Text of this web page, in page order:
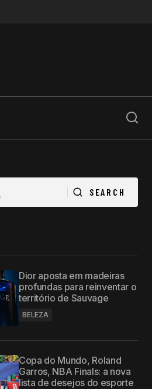
SEARCH
SEARCH
Dior aposta em madeiras
profundas para reinventar o
território de Sauvage
BELEZA
Copa do Mundo, Roland
Garros, NBA Finals: a nova
lista de desejos do esporte